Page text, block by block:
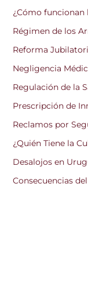
¿Cómo funcionan
Régimen de los
Reforma
Negligencia
Regulación de la
Prescripción de
Reclamos por
¿Quién Tiene la
Desalojos en
Consecuencias